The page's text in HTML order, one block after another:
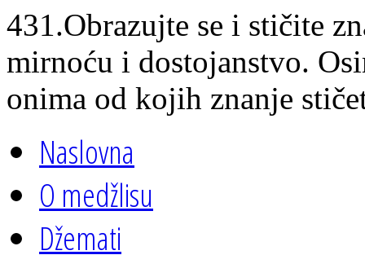
431.Obrazujte se i stičite
mirnoću i dostojanstvo.
onima od kojih znanje
Naslovna
O medžlisu
Džemati